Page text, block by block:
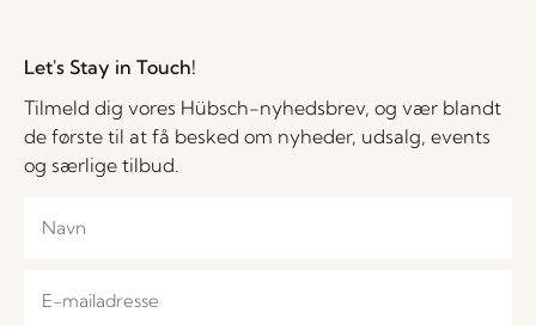
Let's Stay in Touch!
Tilmeld dig vores Hübsch-nyhedsbrev, og vær blandt
de første til at få besked om nyheder, udsalg, events
og særlige tilbud.